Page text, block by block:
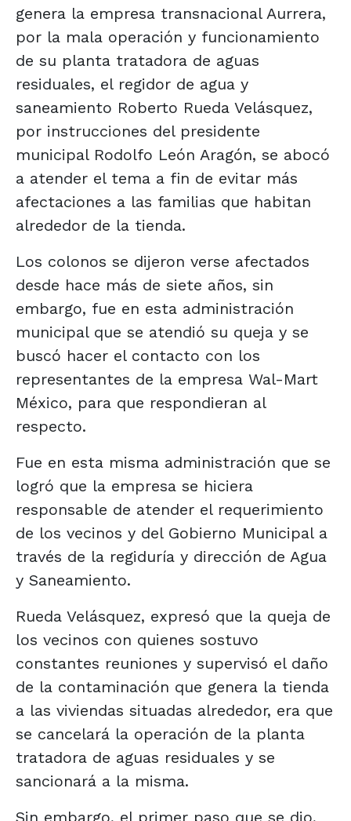
genera la empresa transnacional Aurrera,
por la mala operación y funcionamiento
de su planta tratadora de aguas
residuales, el regidor de agua y
saneamiento Roberto Rueda Velásquez,
por instrucciones del presidente
municipal Rodolfo León Aragón, se abocó
a atender el tema a fin de evitar más
afectaciones a las familias que habitan
alrededor de la tienda.
Los colonos se dijeron verse afectados
desde hace más de siete años, sin
embargo, fue en esta administración
municipal que se atendió su queja y se
buscó hacer el contacto con los
representantes de la empresa Wal-Mart
México, para que respondieran al
respecto.
Fue en esta misma administración que se
logró que la empresa se hiciera
responsable de atender el requerimiento
de los vecinos y del Gobierno Municipal a
través de la regiduría y dirección de Agua
y Saneamiento.
Rueda Velásquez, expresó que la queja de
los vecinos con quienes sostuvo
constantes reuniones y supervisó el daño
de la contaminación que genera la tienda
a las viviendas situadas alrededor, era que
se cancelará la operación de la planta
tratadora de aguas residuales y se
sancionará a la misma.
Sin embargo, el primer paso que se dio,